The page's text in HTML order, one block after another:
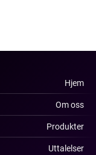
Hjem
Om oss
Produkter
Uttalelser